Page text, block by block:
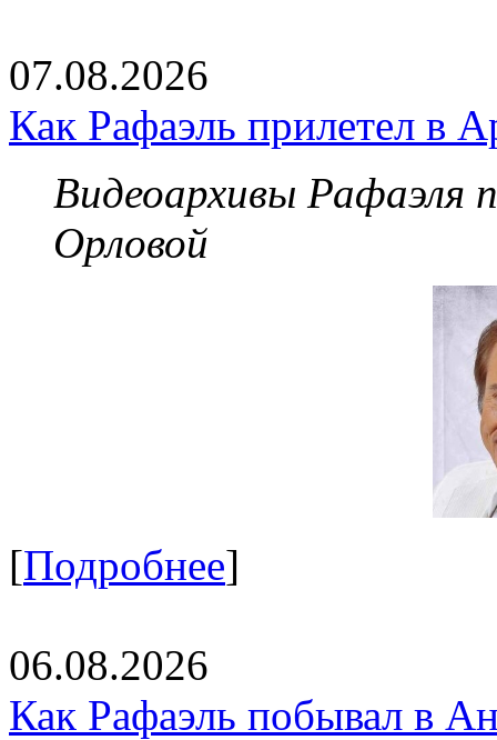
07.08.2026
Как Рафаэль прилетел в
Видеоархивы Рафаэля
Орловой
[Подробнее]
06.08.2026
Как Рафаэль побывал в